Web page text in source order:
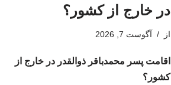
در خارج از کشور؟
از آگوست 7, 2026
اقامت پسر محمدباقر ذوالقدر در خارج از
کشور؟